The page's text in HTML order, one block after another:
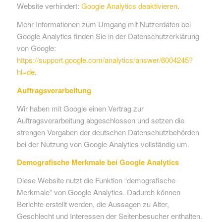
Website verhindert: Google Analytics deaktivieren.
Mehr Informationen zum Umgang mit Nutzerdaten bei
Google Analytics finden Sie in der Datenschutzerklärung
von Google:
https://support.google.com/analytics/answer/6004245?
hl=de.
Auftragsverarbeitung
Wir haben mit Google einen Vertrag zur
Auftragsverarbeitung abgeschlossen und setzen die
strengen Vorgaben der deutschen Datenschutzbehörden
bei der Nutzung von Google Analytics vollständig um.
Demografische Merkmale bei Google Analytics
Diese Website nutzt die Funktion “demografische
Merkmale” von Google Analytics. Dadurch können
Berichte erstellt werden, die Aussagen zu Alter,
Geschlecht und Interessen der Seitenbesucher enthalten.